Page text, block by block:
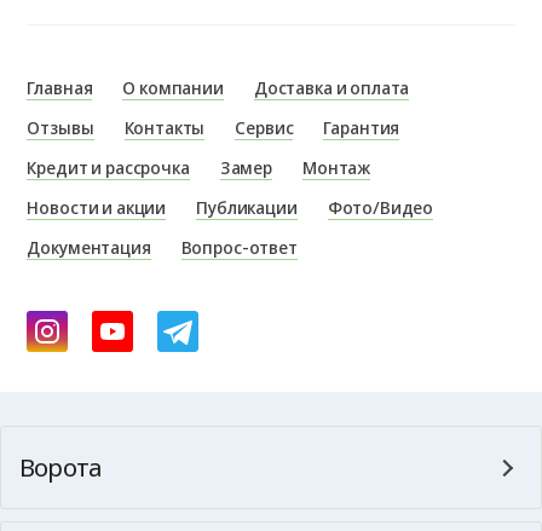
Главная О компании
Доставка и оплата
Отзывы
Контакты Сервис
Гарантия
Кредит и рассрочка
Замер
Монтаж
Новости и акции
Публикации
Фото/Видео
Документация
Вопрос-ответ
Ворота